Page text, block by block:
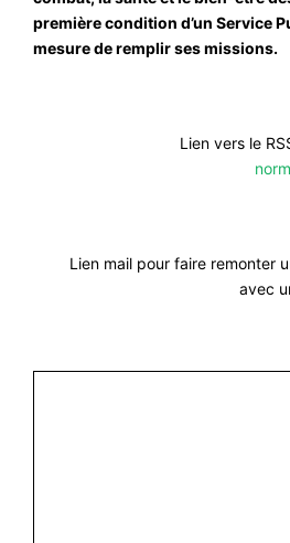
première condition d’un Service
mesure de remplir ses missions.
Lien vers le
Lien mail pour faire remonter
avec